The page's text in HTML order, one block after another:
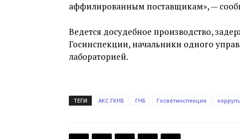
аффилированным поставщикам», —
Ведется досудебное производство,
Госинспекции, начальники одного
лабораторией.
ТЕГИ АКС ГКНБ ГНБ Госветинспекция